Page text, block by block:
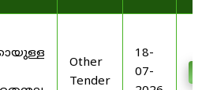
Other
Tender
18-
07-